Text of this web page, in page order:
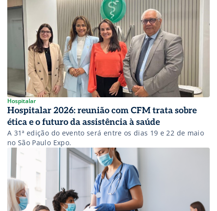
Hospitalar
Hospitalar 2026: reunião com CFM trata sobre
ética e o futuro da assistência à saúde
A 31ª edição do evento será entre os dias 19 e 22 de maio
no São Paulo Expo.